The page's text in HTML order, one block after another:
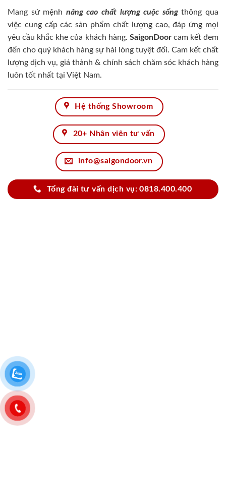
Mang sứ mệnh nâng cao chất lượng cuộc sốngthông qua
việc cung cấp các sản phẩm chất lượng cao, đáp ứng mọi
yêu cầu khắc khe của khách hàng. SaigonDoorcam kết đem
đến cho quý khách hàng sự hài lòng tuyệt đối. Cam kết chất
lượng dịch vụ, giá thành & chính sách chăm sóc khách hàng
luôn tốt nhất tại Việt Nam.
Hệ thống Showroom
20+ Nhân viên tư vấn
info@saigondoor.vn
Tổng đài tư vấn dịch vụ: 0818.400.400